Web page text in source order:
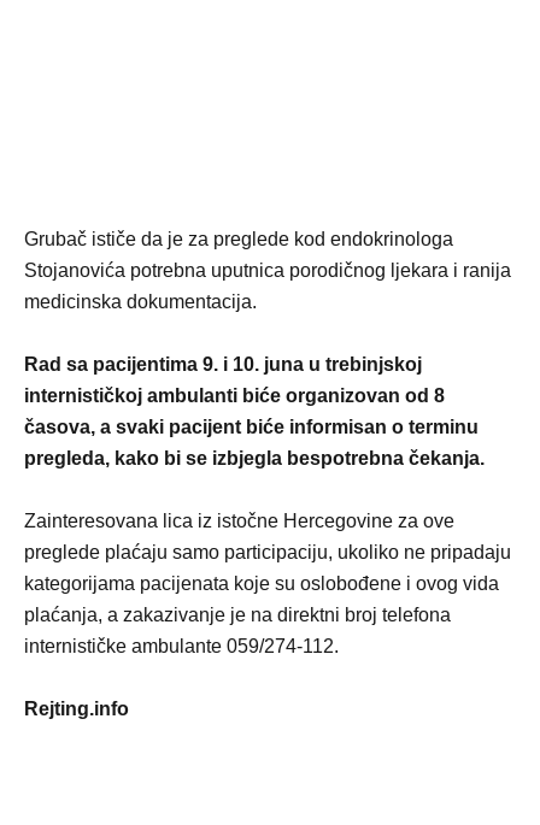
Grubač ističe da je za preglede kod endokrinologa
Stojanovića potrebna uputnica porodičnog ljekara i ranija
medicinska dokumentacija.
Rad sa pacijentima 9. i 10. juna u trebinjskoj
internističkoj ambulanti biće organizovan od 8
časova, a svaki pacijent biće informisan o terminu
pregleda, kako bi se izbjegla bespotrebna čekanja.
Zainteresovana lica iz istočne Hercegovine za ove
preglede plaćaju samo participaciju, ukoliko ne pripadaju
kategorijama pacijenata koje su oslobođene i ovog vida
plaćanja, a zakazivanje je na direktni broj telefona
internističke ambulante 059/274-112.
Rejting.info